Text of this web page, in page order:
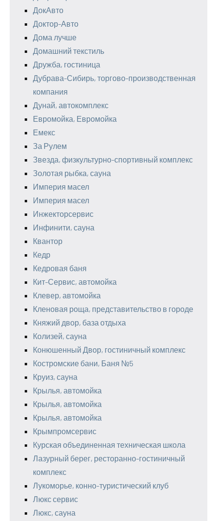
ДокАвто
Доктор-Авто
Дома лучше
Домашний текстиль
Дружба, гостиница
Дубрава-Сибирь, торгово-производственная
компания
Дунай, автокомплекс
Евромойка, Евромойка
Емекс
За Рулем
Звезда, физкультурно-спортивный комплекс
Золотая рыбка, сауна
Империя масел
Империя масел
Инжекторсервис
Инфинити, сауна
Квантор
Кедр
Кедровая баня
Кит-Сервис, автомойка
Клевер, автомойка
Кленовая роща, представительство в городе
Княжий двор, база отдыха
Колизей, сауна
Конюшенный Двор, гостиничный комплекс
Костромские бани, Баня №5
Круиз, сауна
Крылья, автомойка
Крылья, автомойка
Крылья, автомойка
Крымпромсервис
Курская объединенная техническая школа
Лазурный берег, ресторанно-гостиничный
комплекс
Лукоморье, конно-туристический клуб
Люкс сервис
Люкс, сауна